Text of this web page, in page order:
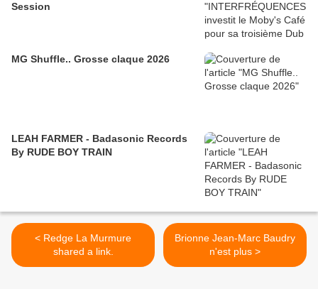
Session
MG Shuffle.. Grosse claque 2026
LEAH FARMER - Badasonic Records
By RUDE BOY TRAIN
< Redge La Murmure
shared a link.
Brionne Jean-Marc Baudry
n'est plus >